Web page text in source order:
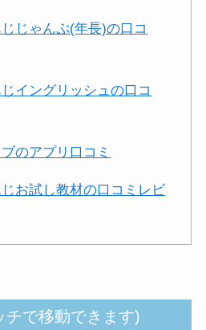
じゃんぷ(年長)の口コ
イングリッシュの口コ
のアプリ口コミ
お試し教材の口コミレビ
チで移動できます)